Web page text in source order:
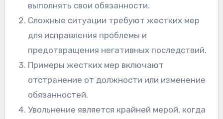
выполнять свои обязанности.
Сложные ситуации требуют жестких мер
для исправления проблемы и
предотвращения негативных последствий.
Примеры жестких мер включают
отстранение от должности или изменение
обязанностей.
Увольнение является крайней мерой, когда